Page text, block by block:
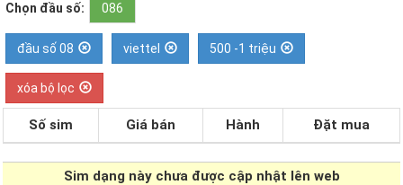
Chọn đầu số: 086
đầu số 08 viettel 500 -1 triệu
xóa bộ lọc
Số sim Giá bán Hành Đặt mua
Sim dạng này chưa được cập nhật lên web